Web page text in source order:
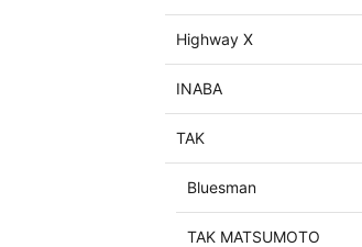
Highway X
INABA
TAK
Bluesman
TAK MATSUMOTO